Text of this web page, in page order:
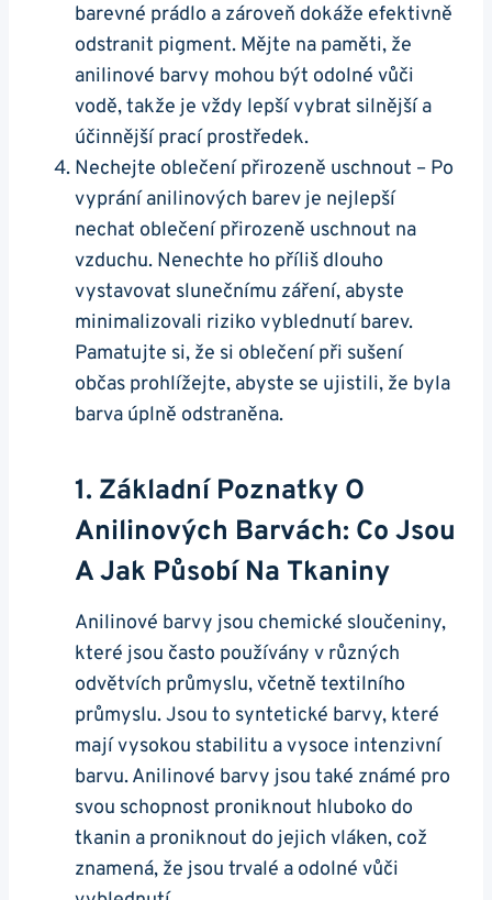
barevné prádlo a zároveň dokáže efektivně
odstranit pigment. Mějte na paměti, že
anilinové barvy mohou být odolné vůči
vodě, takže je vždy lepší vybrat silnější a
účinnější prací prostředek.
Nechejte oblečení přirozeně uschnout – Po
vyprání anilinových barev je nejlepší
nechat oblečení přirozeně uschnout na
vzduchu. Nenechte ho příliš dlouho
vystavovat slunečnímu záření, abyste
minimalizovali riziko vyblednutí barev.
Pamatujte si, že si oblečení při sušení
občas prohlížejte, abyste se ujistili, že byla
barva úplně odstraněna.
1. Základní Poznatky O
Anilinových Barvách: Co Jsou
A Jak Působí Na Tkaniny
Anilinové barvy jsou chemické sloučeniny,
které jsou často používány v různých
odvětvích průmyslu, včetně textilního
průmyslu. Jsou to syntetické barvy, které
mají vysokou stabilitu a vysoce intenzivní
barvu. Anilinové barvy jsou také známé pro
svou schopnost proniknout hluboko do
tkanin a proniknout do jejich vláken, což
znamená, že jsou trvalé a odolné vůči